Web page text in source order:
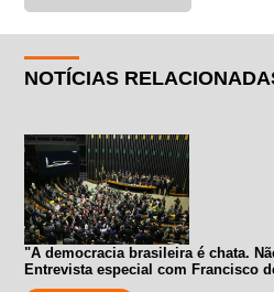
NOTÍCIAS
"A democracia brasileira é chata.
Entrevista especial com Francisco